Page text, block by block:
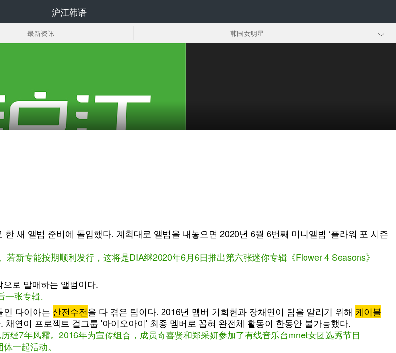
沪江韩语
最新资讯 韩国女明星
새 앨범 준비에 돌입했다. 계획대로 앨범을 내놓으면 2020년 6월 6번째 미니앨범 ‘플라워 포 시즌
新专能按期顺利发行，这将是DIA继2020年6月6日推出第六张迷你专辑《Flower 4 Seasons》
로 발매하는 앨범이다.
张专辑。
인 다이아는 산전수전을 다 겪은 팀이다. 2016년 멤버 기희현과 장채연이 팀을 알리기 위해 케이블
채연이 프로젝트 걸그룹 '아이오아이' 최종 멤버로 꼽혀 완전체 활동이 한동안 불가능했다.
经7年风霜。2016年为宣传组合，成员奇喜贤和郑采妍参加了有线音乐台mnet女团选秀节目
一起活动。